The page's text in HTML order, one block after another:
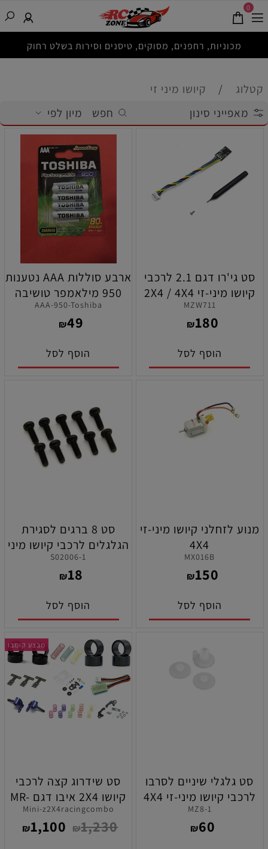
מכוניות, רחפנים, מסוקים, טיסנים וסירות בשלט רחוק
0
קטלוג /
קיושו מיני זי
מאפייני סינון
חפש מיון לפי
סט גי'רו דגם 2.1 לרכבי
קיושו מיני-זי 2X4 / 4X4
MZW711
₪180
הוסף לסל
ארבע סוללות AAA נטענות
950 מילאמפר טושיבה
AAA-950-Toshiba
₪49
הוסף לסל
מנוע לזחלני קיושו מיני-זי
4X4
MX016B
₪150
הוסף לסל
סט 8 ברגים לסגירת
הגלגלים לרכבי קיושו מיני
זי 4X4 זחלן1-S02006
₪18
הוסף לסל
סט גלגלי שיניים לסרבו
לרכבי קיושו מיני-זי 4X4
מוכנות לנסיעה
MZ8-1
₪60
מבצע קומבו
סט שידרוג קצה לרכבי
קיושו 2X4 איבו דגם MR-
03
Mini-z2X4racingcombo
₪1,230
₪1,100